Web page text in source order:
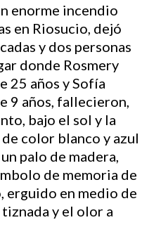
enorme incendio
en Riosucio, dejó
y dos personas
donde Rosmery
25 años y Sofía
9 años, fallecieron,
bajo el sol y la
color blanco y azul
palo de madera,
de memoria de
erguido en medio de
tiznada y el olor a